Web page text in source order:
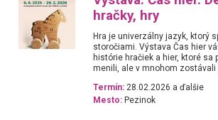
hračky, hry
Hra je univerzálny jazyk, ktorý
storočiami. Výstava Čas hier
histórie hračiek a hier, ktoré sa
menili, ale v mnohom zostávali
Termín: 28.02.2026 a ďalšie
Mesto: Pezinok